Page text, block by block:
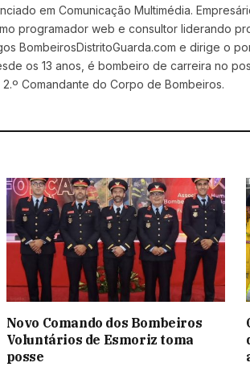
em Comunicação Multimédia.
programador web e consultor liderando
BombeirosDistritoGuarda.com e dirige o
os 13 anos, é bombeiro de carreira no
Comandante do Corpo de Bombeiros.
Novo Comando dos Bombeiros
Voluntários de Esmoriz toma
posse